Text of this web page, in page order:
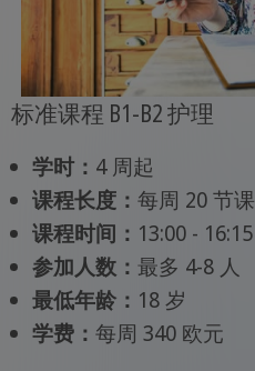
标准课程 B1-B2 护理
学时： 4 周起
课程长度： 每周 20 节课
课程时间： 13:00 - 16:15
参加人数： 最多 4-8 人
最低年龄： 18 岁
学费： 每周 340 欧元